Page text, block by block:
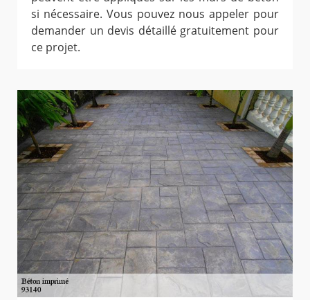
si nécessaire. Vous pouvez nous appeler pour
demander un devis détaillé gratuitement pour
ce projet.